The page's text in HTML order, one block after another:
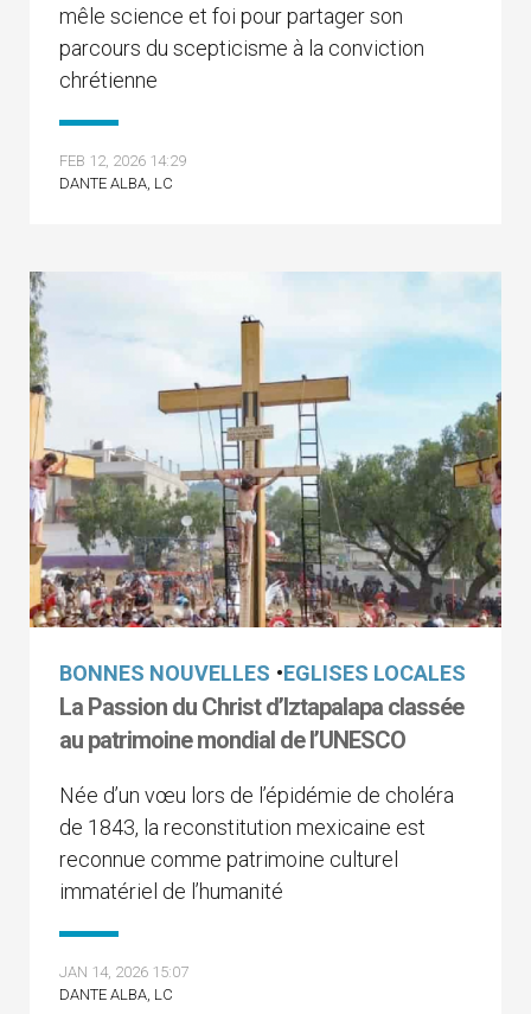
mêle science et foi pour partager son
parcours du scepticisme à la conviction
chrétienne
FEB 12, 2026 14:29
DANTE ALBA, LC
BONNES NOUVELLES •EGLISES LOCALES
La Passion du Christ d’Iztapalapa classée
au patrimoine mondial de l’UNESCO
Née d’un vœu lors de l’épidémie de choléra
de 1843, la reconstitution mexicaine est
reconnue comme patrimoine culturel
immatériel de l’humanité
JAN 14, 2026 15:07
DANTE ALBA, LC